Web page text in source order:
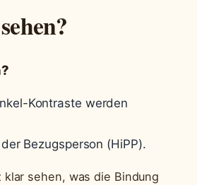
Kontraste werden
Bezugsperson (HiPP).
sehen, was die Bindung